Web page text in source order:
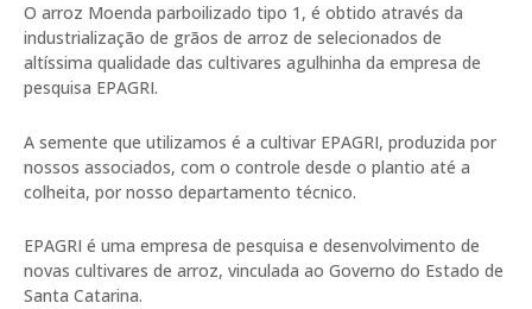
O arroz Moenda parboilizado tipo 1, é obtido através da
industrialização de grãos de arroz de selecionados de
altíssima qualidade das cultivares agulhinha da empresa de
pesquisa EPAGRI.
A semente que utilizamos é a cultivar EPAGRI, produzida por
nossos associados, com o controle desde o plantio até a
colheita, por nosso departamento técnico.
EPAGRI é uma empresa de pesquisa e desenvolvimento de
novas cultivares de arroz, vinculada ao Governo do Estado de
Santa Catarina.